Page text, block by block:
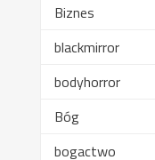
Biznes
blackmirror
bodyhorror
Bóg
bogactwo